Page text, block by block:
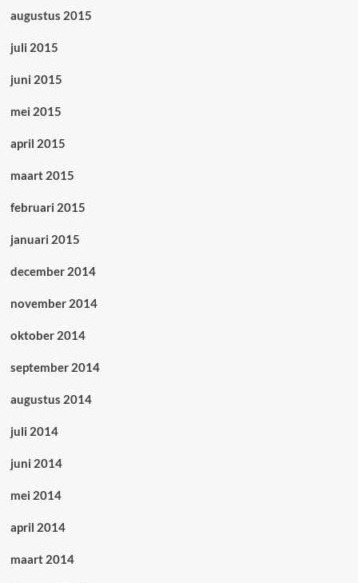
augustus 2015
juli 2015
juni 2015
mei 2015
april 2015
maart 2015
februari 2015
januari 2015
december 2014
november 2014
oktober 2014
september 2014
augustus 2014
juli 2014
juni 2014
mei 2014
april 2014
maart 2014